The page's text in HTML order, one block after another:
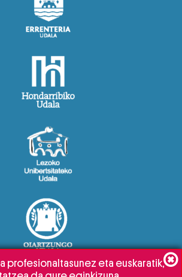
profesionaltasunez eta euskaratik,